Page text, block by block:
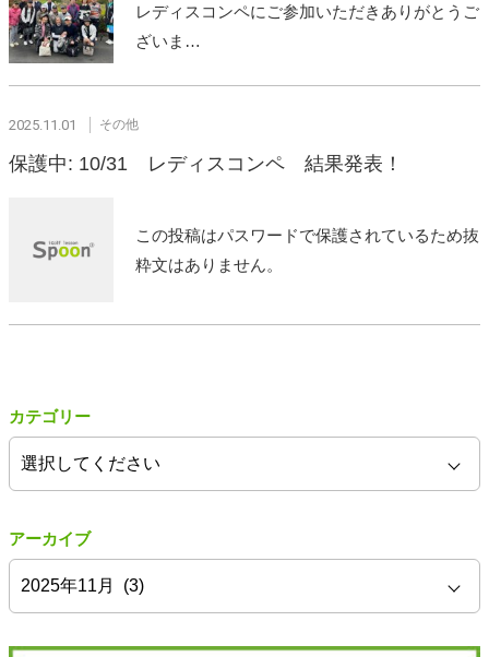
レディスコンペにご参加いただきありがとうご
ざいま…
2025.11.01 その他
保護中: 10/31 レディスコンペ 結果発表！
この投稿はパスワードで保護されているため抜
粋文はありません。
カテゴリー
アーカイブ